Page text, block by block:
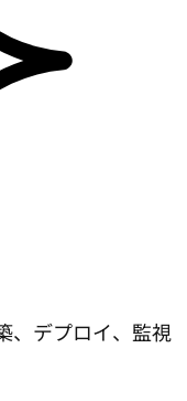
、デプロイ、監視